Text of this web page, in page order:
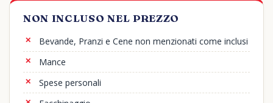
NON INCLUSO NEL PREZZO
Bevande, Pranzi e Cene non menzionati come inclusi
Mance
Spese personali